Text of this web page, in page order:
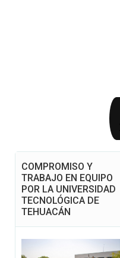
COMPROMISO Y
TRABAJO EN EQUIPO
POR LA UNIVERSIDAD
TECNOLÓGICA DE
TEHUACÁN